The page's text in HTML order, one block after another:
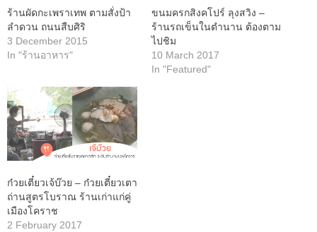
ร้านผัดกะเพราเทพ ตามสั่งป้า
ลำดวน ถนนสืบศิริ
3 December 2015
In "ร้านอาหาร"
ขนมครกสิงคโปร์ ลุงสวิง –
ร้านรถเข็นในตำนาน ต้องตาม
ไปชิม
10 March 2017
In "Featured"
ก๋วยเตี๋ยวเจ้บ๊วย – ก๋วยเตี๋ยวเตา
ถ่านสูตรโบราณ ร้านเก่าแก่คู่
เมืองโคราช
2 February 2017